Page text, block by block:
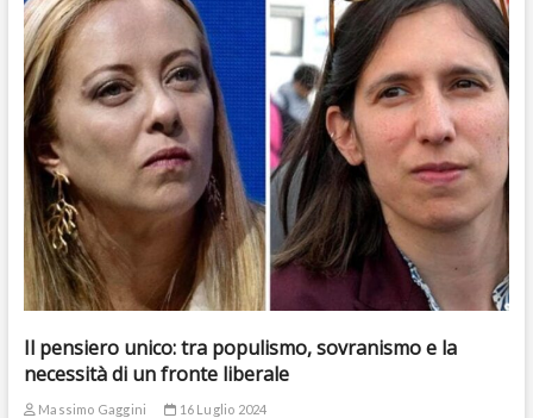
Il pensiero unico: tra populismo, sovranismo e la
necessità di un fronte liberale
Massimo Gaggini 16 Luglio 2024